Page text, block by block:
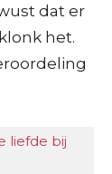
dat er
het.
liefde bij